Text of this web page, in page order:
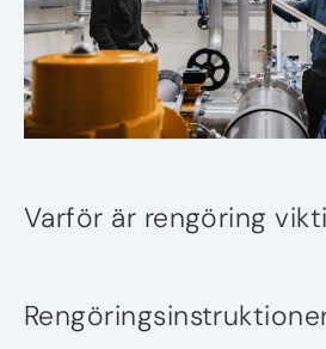
Varför är rengöring